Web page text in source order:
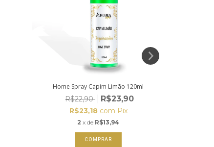
Home Spray Capim Limão 120ml
R$22,90 R$23,90
R$23,18 com Pix
2 x de R$13,94